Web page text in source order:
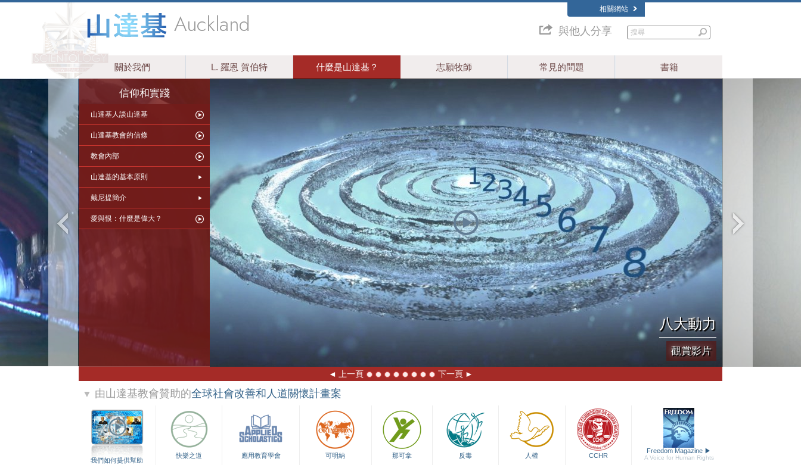
相關網站
Auckland 與他人分享
關於我們 L. 羅恩 賀伯特 什麼是山達基？ 志願牧師 常見的問題 書籍
信仰和實踐
山達基人談山達基
山達基教會的信條
教會內部
山達基的基本原則
戴尼提簡介
愛與恨：什麼是偉大？
八大動力
觀賞影片
上一頁 下一頁
▼ 由山達基教會贊助的全球社會改善和人道關懷計畫案
我們如何提供幫助
快樂之道 應用教育學會 可明納 那可拿 反毒 人權 CCHR
Freedom Magazine ▶
A Voice for Human Rights